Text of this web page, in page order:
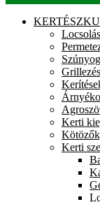
Kerti
Kerti